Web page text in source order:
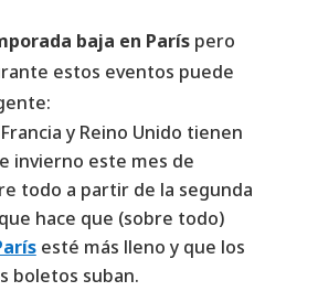
baja en Paríspero
estos eventos puede
y Reino Unido tienen
invierno este mes de
todo a partir de la segunda
hace que (sobre todo)
esté más lleno y que los
boletos suban.